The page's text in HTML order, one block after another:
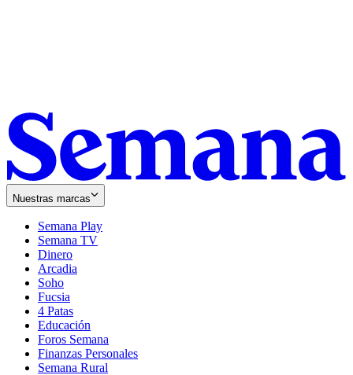
Nuestras marcas
Semana Play
Semana TV
Dinero
Arcadia
Soho
in
new
window
Fucsia
in
new
window
4 Patas
Educación
Foros Semana
Finanzas Personales
Semana Rural